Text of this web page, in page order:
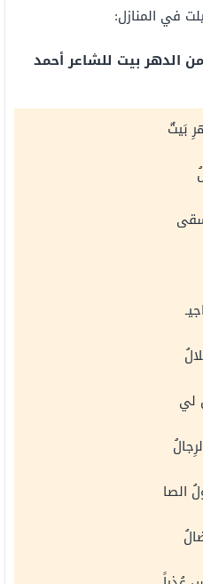
في المنازل:
الدهر بيت للشاعر أحمد
بَيتٌ
لي
الصا